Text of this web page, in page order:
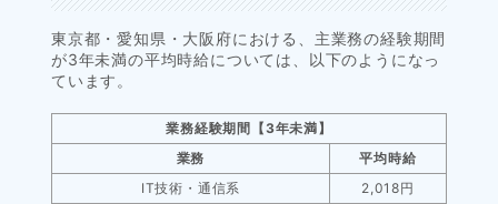
東京都・愛知県・大阪府における、主業務の経験期間
が3年未満の平均時給については、以下のようになっ
ています。
業務経験期間【3年未満】
業務
平均時給
IT技術・通信系
2,018円